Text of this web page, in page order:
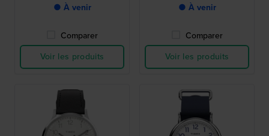
● À venir
Comparer
Voir les produits
● À venir
Comparer
Voir les produits